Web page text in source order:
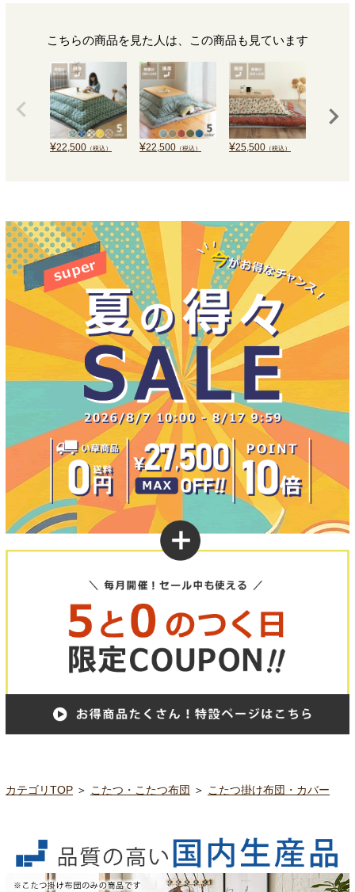
こちらの商品を見た人は、この商品も見ています
¥22,500 （税込） ¥22,500 （税込） ¥25,500 （税込）
カテゴリTOP ＞ こたつ・こたつ布団 ＞ こたつ掛け布団・カバー